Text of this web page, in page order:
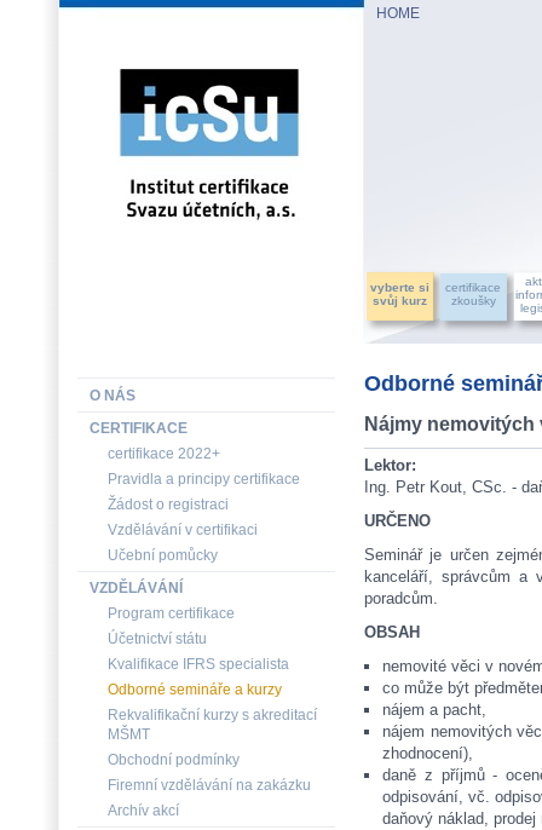
HOME
vyberte si
svůj kurz
certifikace
zkoušky
Odborné
Nájmy
Lektor:
Ing. Petr Kout, CSc. -
URČENO
Seminář je určen
kanceláří, správcům a
poradcům.
OBSAH
nemovité věci v
co může být
nájem a pacht,
nájem nemovitých
zhodnocení),
daně z příjmů -
odpisování, vč.
daňový náklad,
O NÁS
CERTIFIKACE
certifikace 2022+
Pravidla a principy certifikace
Žádost o registraci
Vzdělávání v certifikaci
Učební pomůcky
VZDĚLÁVÁNÍ
Program certifikace
Účetnictví státu
Kvalifikace IFRS specialista
Odborné semináře a kurzy
Rekvalifikační kurzy s akreditací
MŠMT
Obchodní podmínky
Firemní vzdělávání na zakázku
Archív akcí